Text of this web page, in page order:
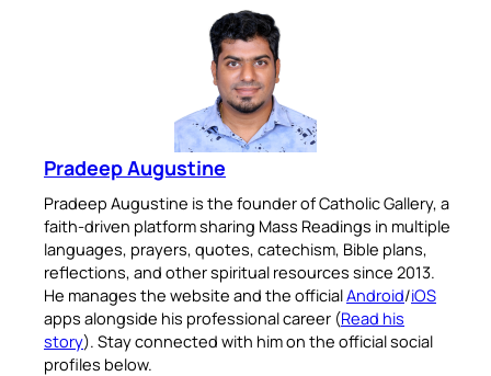
Pradeep Augustine
Pradeep Augustine is the founder of Catholic Gallery, a
faith-driven platform sharing Mass Readings in multiple
languages, prayers, quotes, catechism, Bible plans,
reflections, and other spiritual resources since 2013.
He manages the website and the officialAndroid/iOS
apps alongside his professional career (Read his
story). Stay connected with him on the official social
profiles below.